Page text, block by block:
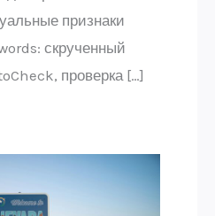
признаки
скрученный
проверка […]